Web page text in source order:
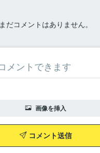
まだコメントはありません。
画像を挿入
コメント送信